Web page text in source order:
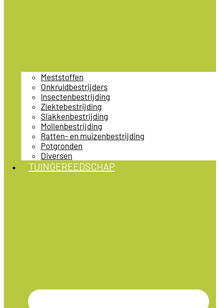
Meststoffen
Onkruidbestrijders
Insectenbestrijding
Ziektebestrijding
Slakkenbestrijding
Mollenbestrijding
Ratten- en muizenbestrijding
Potgronden
Diversen
TUINGEREEDSCHAP